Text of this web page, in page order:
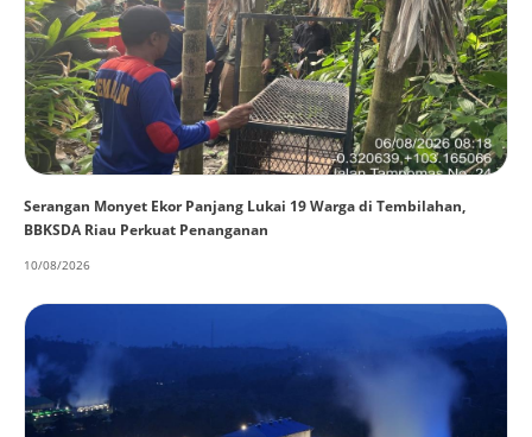
Serangan Monyet Ekor Panjang Lukai 19 Warga di Tembilahan,
BBKSDA Riau Perkuat Penanganan
10/08/2026